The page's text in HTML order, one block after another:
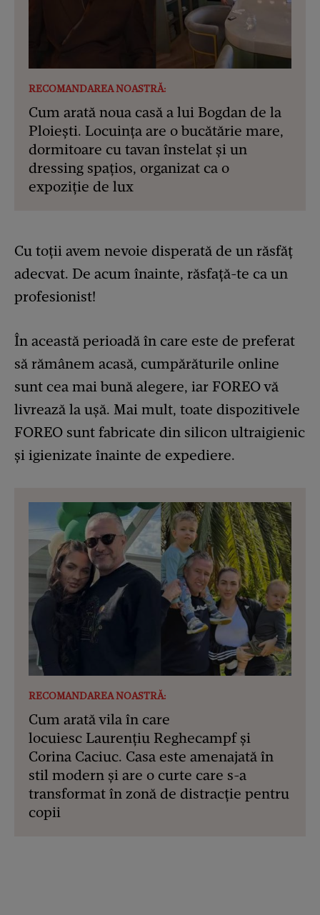
RECOMANDAREA NOASTRĂ:
Cum arată noua casă a lui Bogdan de la
Ploiești. Locuința are o bucătărie mare,
dormitoare cu tavan înstelat și un
dressing spațios, organizat ca o
expoziție de lux
Cu toții avem nevoie disperată de un răsfăț
adecvat. De acum înainte, răsfață-te ca un
profesionist!
În această perioadă în care este de preferat
să rămânem acasă, cumpărăturile online
sunt cea mai bună alegere, iar FOREO vă
livrează la ușă. Mai mult, toate dispozitivele
FOREO sunt fabricate din silicon ultraigienic
și igienizate înainte de expediere.
RECOMANDAREA NOASTRĂ:
Cum arată vila în care
locuiesc Laurențiu Reghecampf și
Corina Caciuc. Casa este amenajată în
stil modern și are o curte care s-a
transformat în zonă de distracție pentru
copii